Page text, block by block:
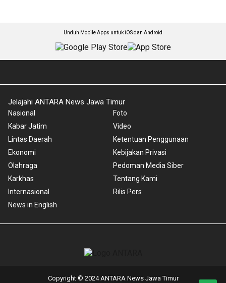
Unduh Mobile Apps untuk iOS dan Android
Jelajahi ANTARA News Jawa Timur
Nasional
Kabar Jatim
Lintas Daerah
Ekonomi
Olahraga
Karkhas
Internasional
News in English
Foto
Video
Ketentuan Penggunaan
Kebijakan Privasi
Pedoman Media Siber
Tentang Kami
Rilis Pers
Copyright © 2024 ANTARA News Jawa Timur